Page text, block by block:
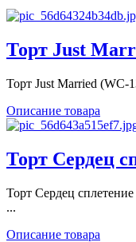
Торт Just
Торт Just Married (WC-
Описание товара
Торт Сердец
Торт Сердец
...
Описание товара